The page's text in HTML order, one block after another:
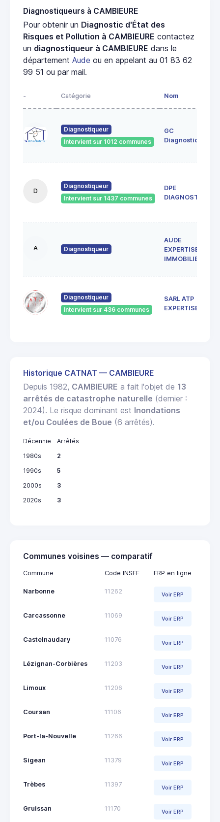
Diagnostiqueurs à CAMBIEURE
Pour obtenir un Diagnostic d'État des
Risques et Pollution à CAMBIEURE contactez
un diagnostiqueur à CAMBIEURE dans le
département Aude ou en appelant au 01 83 62
99 51 ou par mail.
- Catégorie Nom
Diagnostiqueur
Intervient sur 1012 communes
GC
Diagnostics
D
Diagnostiqueur
Intervient sur 1437 communes
DPE
DIAGNOSTICS
A Diagnostiqueur
AUDE
EXPERTISE
IMMOBILIERE
Diagnostiqueur
Intervient sur 436 communes
SARL ATP
EXPERTISES
Historique CATNAT — CAMBIEURE
Depuis 1982, CAMBIEURE a fait l'objet de 13
arrêtés de catastrophe naturelle (dernier :
2024). Le risque dominant est Inondations
et/ou Coulées de Boue (6 arrêtés).
Décennie
Arrêtés
1980s
2
1990s
5
2000s
3
2020s
3
Communes voisines — comparatif
Commune Code INSEE ERP en ligne
Narbonne 11262 Voir ERP
Carcassonne 11069 Voir ERP
Castelnaudary 11076 Voir ERP
Lézignan-Corbières 11203 Voir ERP
Limoux 11206 Voir ERP
Coursan 11106 Voir ERP
Port-la-Nouvelle 11266 Voir ERP
Sigean 11379 Voir ERP
Trèbes 11397 Voir ERP
Gruissan 11170 Voir ERP